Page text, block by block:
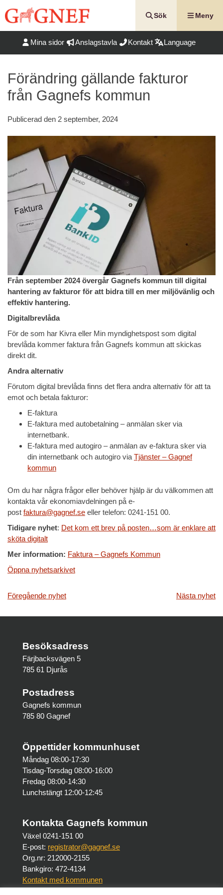
till
Sök Meny
Mina sidor Anslagstavla Kontakt Language
Förändring gällande fakturor
från Gagnefs kommun
Publicerad den 2 september, 2024
Från september 2024 övergår Gagnefs kommun till digital
hantering av fakturor för att bidra till en mer miljövänlig och
effektiv hantering.
Digitalbrevlåda
För de som har Kivra eller Min myndighetspost som digital
brevlåda kommer faktura från Gagnefs kommun att skickas
direkt dit.
Andra alternativ
Förutom digital brevlåda finns det flera andra alternativ för att ta
emot och betala fakturor:
E-faktura
E-faktura med autobetalning – anmälan sker via
internetbank.
E-faktura med autogiro – anmälan av e-faktura sker via
din internetbank och autogiro viaTjänster – Gagnef
kommun
Om du har några frågor eller behöver hjälp är du välkommen att
kontakta vår ekonomiavdelningen på e-
post faktura@gagnef.se eller telefon: 0241-151 00.
Tidigare nyhet: Det kom ett brev på posten…som är enklare att
sköta digitalt
Mer information: Faktura – Gagnefs Kommun
Öppna nyhetsarkivet
Inläggsnavigering
Föregående nyhet Nästa nyhet
Besöksadress
Färjbacksvägen 5
785 61 Djurås
Postadress
Gagnefs kommun
785 80 Gagnef
Öppettider kommunhuset
Måndag 08:00-17:30
Tisdag-Torsdag 08:00-16:00
Fredag 08:00-14:30
Lunchstängt 12:00-12:45
Kontakta Gagnefs kommun
Växel 0241-151 00
E-post: registrator@gagnef.se
Org.nr: 212000-2155
Bankgiro: 472-4134
Kontakt med kommunen